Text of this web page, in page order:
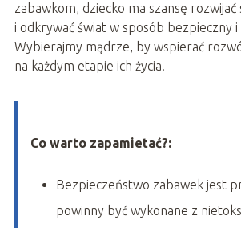
zabawkom, dziecko ma szansę rozwijać
i odkrywać świat w sposób bezpieczny i
Wybierajmy mądrze, by wspierać
na każdym etapie ich życia.
Co warto zapamietać?:
Bezpieczeństwo zabawek jest
powinny być wykonane z